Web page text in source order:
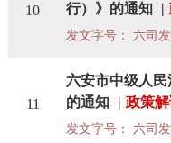
10
行）》的通知 |
发文字号： 六司
11
六安市中级人
的通知 | 政策
发文字号： 六司